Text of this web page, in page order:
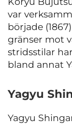
var
började
gränser mot
stridsstilar
bland annat
Yagyu
Yagyu